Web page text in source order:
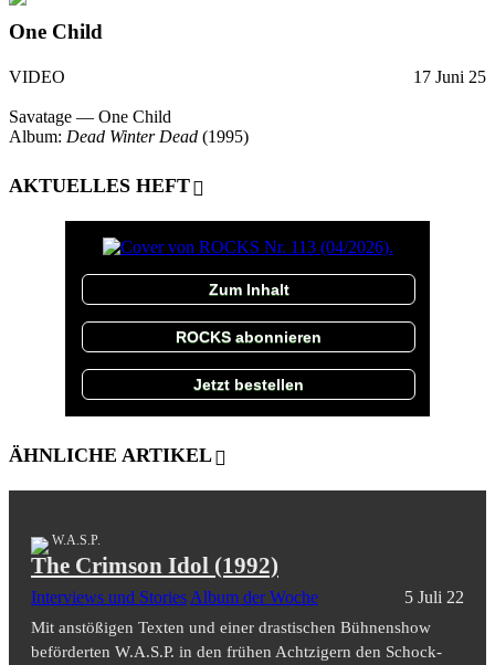
One Child
VIDEO 17 Juni 25
Savatage — One Child
Album: Dead Winter Dead (1995)
AKTUELLES HEFT
Zum Inhalt
ROCKS abonnieren
Jetzt bestellen
ÄHNLICHE ARTIKEL
W.A.S.P.
The Crimson Idol (1992)
Interviews und Stories Album der Woche 5 Juli 22
Mit anstößigen Texten und einer drastischen Bühnenshow
beförderten W.A.S.P. in den frühen Achtzigern den Schock-